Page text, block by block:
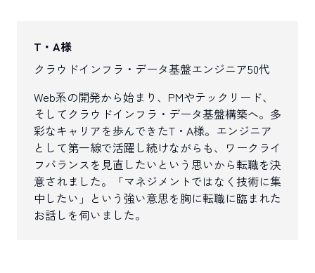
T・A様
クラウドインフラ・データ基盤エンジニア50代
Web系の開発から始まり、PMやテックリード、
そしてクラウドインフラ・データ基盤構築へ。多
彩なキャリアを歩んできたT・A様。エンジニア
として第一線で活躍し続けながらも、ワークライ
フバランスを見直したいという思いから転職を決
意されました。「マネジメントではなく技術に集
中したい」という強い意思を胸に転職に臨まれた
お話しを伺いました。